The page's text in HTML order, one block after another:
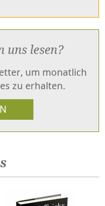
uns lesen?
um monatlich
zu erhalten.